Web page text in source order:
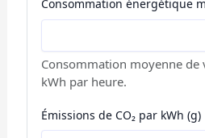
Consommation énergétique
Consommation moyenne de
kWh par heure.
Émissions de CO₂ par kWh (g)